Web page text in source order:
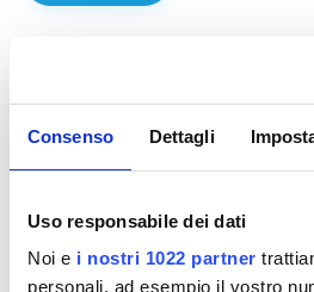
Consenso Dettagli
Uso responsabile dei dati
Noi e i nostri 1022 partner
personali, ad esempio il vostro